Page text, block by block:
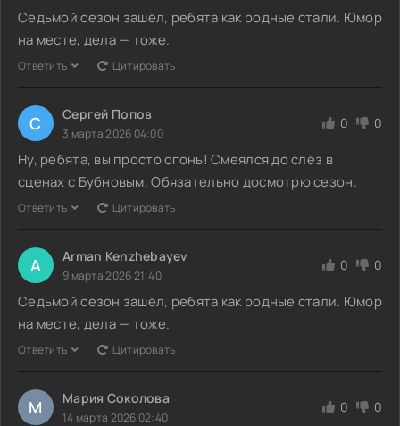
Седьмой сезон зашёл, ребята как родные стали. Юмор
на месте, дела — тоже.
Ответить Цитировать
С Сергей Попов
3 марта 2026 04:00
0 0
Ну, ребята, вы просто огонь! Смеялся до слёз в
сценах с Бубновым. Обязательно досмотрю сезон.
Ответить Цитировать
A Arman Kenzhebayev
9 марта 2026 21:40
0 0
Седьмой сезон зашёл, ребята как родные стали. Юмор
на месте, дела — тоже.
Ответить Цитировать
М Мария Соколова
14 марта 2026 02:40
0 0